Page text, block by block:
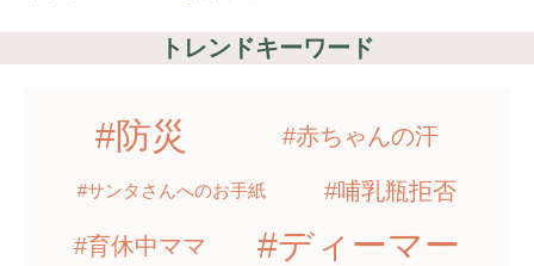
トレンドキーワード
#防災 #赤ちゃんの汗
#サンタさんへのお手紙 #哺乳瓶拒否
#育休中ママ #ディーマー